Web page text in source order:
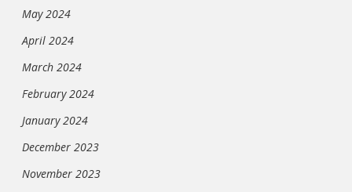
May 2024
April 2024
March 2024
February 2024
January 2024
December 2023
November 2023